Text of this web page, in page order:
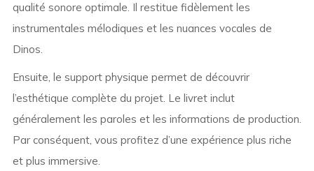
qualité sonore optimale. Il restitue fidèlement les
instrumentales mélodiques et les nuances vocales de
Dinos.
Ensuite, le support physique permet de découvrir
l’esthétique complète du projet. Le livret inclut
généralement les paroles et les informations de production.
Par conséquent, vous profitez d’une expérience plus riche
et plus immersive.